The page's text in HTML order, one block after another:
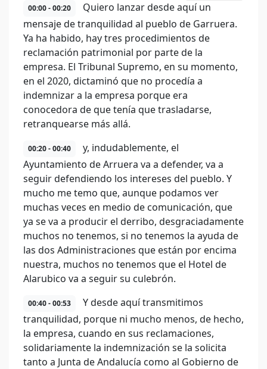
00:00 - 00:20
Quiero lanzar desde aquí un
mensaje de tranquilidad al pueblo de Garruera.
Ya ha habido, hay tres procedimientos de
reclamación patrimonial por parte de la
empresa. El Tribunal Supremo, en su momento,
en el 2020, dictaminó que no procedía a
indemnizar a la empresa porque era
conocedora de que tenía que trasladarse,
retranquearse más allá.
00:20 - 00:40
y, indudablemente, el
Ayuntamiento de Arruera va a defender, va a
seguir defendiendo los intereses del pueblo. Y
mucho me temo que, aunque podamos ver
muchas veces en medio de comunicación, que
ya se va a producir el derribo, desgraciadamente
muchos no tenemos, si no tenemos la ayuda de
las dos Administraciones que están por encima
nuestra, muchos no tenemos que el Hotel de
Alarubico va a seguir su culebrón.
00:40 - 00:53
Y desde aquí transmitimos
tranquilidad, porque ni mucho menos, de hecho,
la empresa, cuando en sus reclamaciones,
solidariamente la indemnización se la solicita
tanto a Junta de Andalucía como al Gobierno de